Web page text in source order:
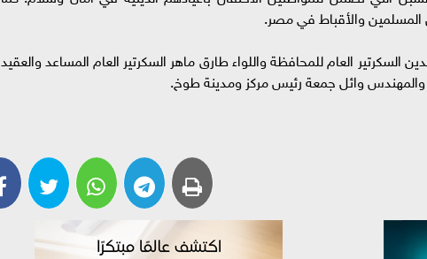
والأقباط في مصر.
السكرتير العام للمحافظة واللواء طارق ماهر السكرتير العام المساعد والعقيد
وائل جمعة رئيس مركز ومدينة طوخ.